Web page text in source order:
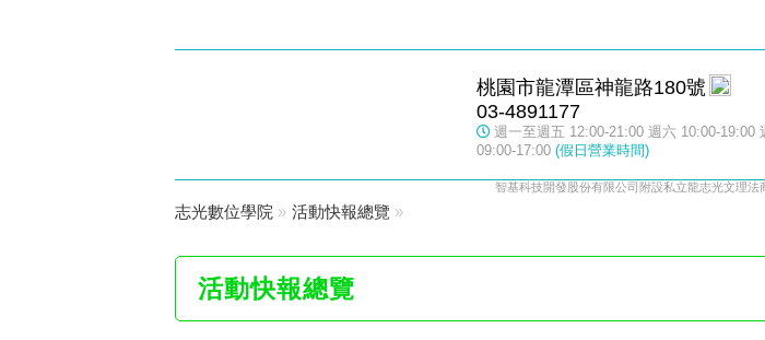
桃園市龍潭區神龍路180號
03-4891177
週一至週五 12:00-21:00 週六 10:00-19:00
09:00-17:00 (假日營業時間)
智基科技開發股份有限公司附設私立龍志光文理
志光數位學院 » 活動快報總覽 »
活動快報總覽